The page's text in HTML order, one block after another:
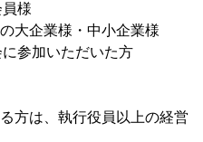
様
大企業様・中小企業様
参加いただいた方
方は、執行役員以上の経営